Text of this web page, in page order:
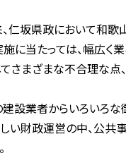
坂県政において和歌
に当たっては、幅広
まざまな不合理な点
設業者からいろいろな
しい財政運営の中、公